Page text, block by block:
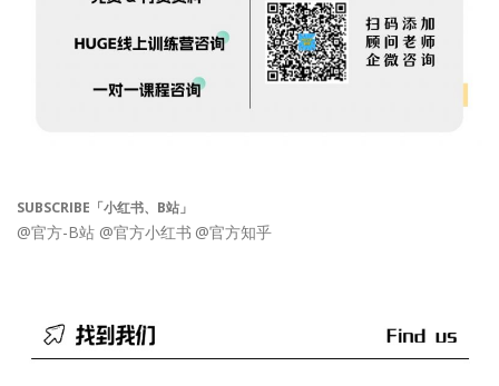
SUBSCRIBE「小红书、B站」
@官方-B站 @官方小红书 @官方知乎